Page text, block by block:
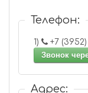
Телефон:
1)
Звонок
Адрес: